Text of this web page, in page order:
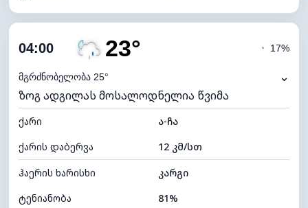
ღრუბლიანობა
ნამის წერტილი
ხილვადობა
9 კმ
განათების ინდექსი 0 (ბნელი)
ღრუბლის სიმაღლე 5120 მ
04:00 23°
მგრძნობელობა 25°
◔ 17%
⌄
ზოგ ადგილას მოსალოდნელია წვიმა
ქარი
ა-ჩა
ქარის დაბერვა
12 კმ/სთ
ჰაერის ხარისხი
კარგი
ტენიანობა
81%